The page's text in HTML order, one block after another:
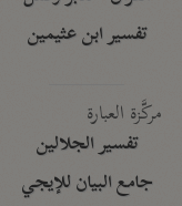
تفسير ابن عثيمين
مركَّزة العبارة
تفسير الجلالين
جامع البيان للإيجي